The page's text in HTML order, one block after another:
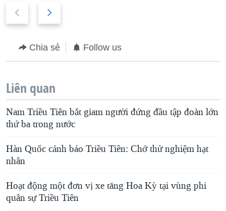
r
o
u
s
s
l
i
e
e
t
l
i
d
e
Chia sẻ Follow us
Liên quan
Nam Triều Tiên bắt giam người đứng đầu tập đoàn lớn
thứ ba trong nước
Hàn Quốc cảnh báo Triều Tiên: Chớ thử nghiệm hạt
nhân
Hoạt động một đơn vị xe tăng Hoa Kỳ tại vùng phi
quân sự Triều Tiên